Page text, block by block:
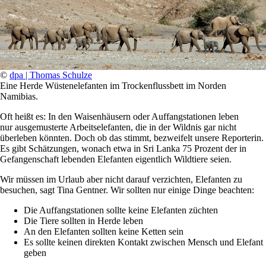
© dpa | Thomas Schulze
Eine Herde Wüstenelefanten im Trockenflussbett im Norden
Namibias.
Oft heißt es: In den Waisenhäusern oder Auffangstationen leben
nur ausgemusterte Arbeitselefanten, die in der Wildnis gar nicht
überleben könnten. Doch ob das stimmt, bezweifelt unsere Reporterin.
Es gibt Schätzungen, wonach etwa in Sri Lanka 75 Prozent der in
Gefangenschaft lebenden Elefanten eigentlich Wildtiere seien.
Wir müssen im Urlaub aber nicht darauf verzichten, Elefanten zu
besuchen, sagt Tina Gentner. Wir sollten nur einige Dinge beachten:
Die Auffangstationen sollte keine Elefanten züchten
Die Tiere sollten in Herde leben
An den Elefanten sollten keine Ketten sein
Es sollte keinen direkten Kontakt zwischen Mensch und Elefant
geben